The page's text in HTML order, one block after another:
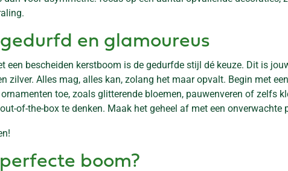
en glamoureus
een bescheiden kerstboom is de gedurfde stijl dé keuze. Dit is
zilver. Alles mag, alles kan, zolang het maar opvalt. Begin met
toe, zoals glitterende bloemen, pauwenveren of zelfs
of-the-box te denken. Maak het geheel af met een onverwachte
boom?